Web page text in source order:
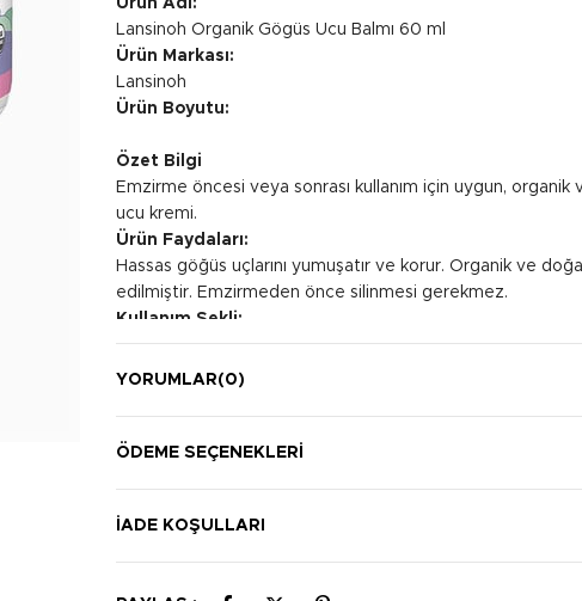
Ürün Adı:
Lansinoh Organik Gögüs Ucu Balmı 60 ml
Ürün Markası:
Lansinoh
Ürün Boyutu:
Özet Bilgi
Emzirme öncesi veya sonrası kullanım için uygun,
ucu kremi.
Ürün Faydaları:
Hassas göğüs uçlarını yumuşatır ve korur. Organik ve
edilmiştir. Emzirmeden önce silinmesi gerekmez.
Kullanım Şekli:
Kullanmadan önce ellerinizi iyice yıkayın. Göğüs ucunuzu
getirin. Kremi parmak uçlarınızda ısıtın ve göğüs ucunuzu
YORUMLAR(0)
ÖDEME SEÇENEKLERI
İADE KOŞULLARI